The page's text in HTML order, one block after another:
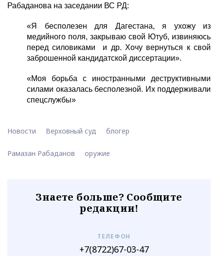
Рабаданова на заседании ВС РД:
«Я бесполезен для Дагестана, я ухожу из
медийного поля, закрываю свой Ютуб, извиняюсь
перед силовиками и др. Хочу вернуться к свой
заброшенной кандидатской диссертации».
«Моя борьба с иностранными деструктивными
силами оказалась бесполезной. Их поддерживали
спецслужбы»
Новости Верховный суд блогер
Рамазан Рабаданов оружие
Знаете больше? Сообщите
редакции!
ТЕЛЕФОН
+7(8722)67-03-47